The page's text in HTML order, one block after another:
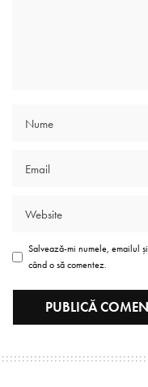
Salvează-mi numele, emailul
când o să comentez.